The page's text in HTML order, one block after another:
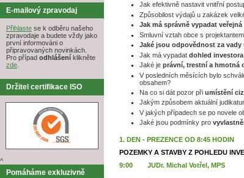
E-mailový zpravodaj
Přihlaste se k odběru našeho
zpravodaje a budete vždy jako
první informováni o
připravovaných novinkách.
Pro případ odhlášení klikněte
zde.
Držitel certifikace ISO
^
Pomáháme exkluzivně
Jak efektivně nastavit vnitřní
Způsobilost výdajů u zakázek
Jak má správně vypadat
Smluvní vztah obce s
Jaké jsou odpovědnost za
Jak má vypadatdohled
Jaké jeprávní, trestní a hmotná
V posledních měsících bylo
obsahem?
Na co si dát pozor přiumístění
Jakým způsobem aktuální
V jakých případech se po novele
Jaké jsou podmínky pro
1. DEN - PREZENCE OD 8:45 HODIN
POZEMKY A STAVBY Z POHLEDU
9:00
JUDr. Michal Votřel, MPS